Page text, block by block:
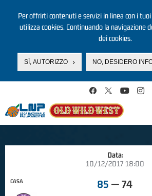
Per offrirti contenuti e servizi in linea con i
utilizza cookies. Continuando la navigazione
dei cookies.
SÌ, AUTORIZZO NO, DESIDERO
Data:
10/12/2017 18:00
CASA 85 — 74